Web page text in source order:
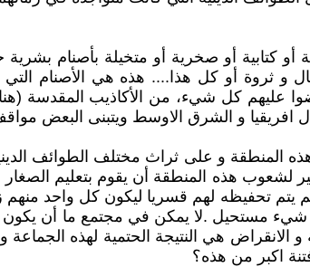
أو كتابية أو صخرية أو متخيلة بأصنام
ثروة أو كل هذا.... هذه هي الأصنام
عليهم كل شيء، من الأكاذيب المقدسة
و الشرق الاوسط ويتبنى البعض
المنطقة و على ثراث مختلف الطوائف
لشعوب هذه المنطقة أن يقوم بتعليم
يتم تحفيظه لهم قسريا ليكون كل واحد منهم
مستحيل .لا يمكن في مجتمع ما أن يكون
الانقراض هي النتيجة الحتمية لهذه
اكبر من هذه؟